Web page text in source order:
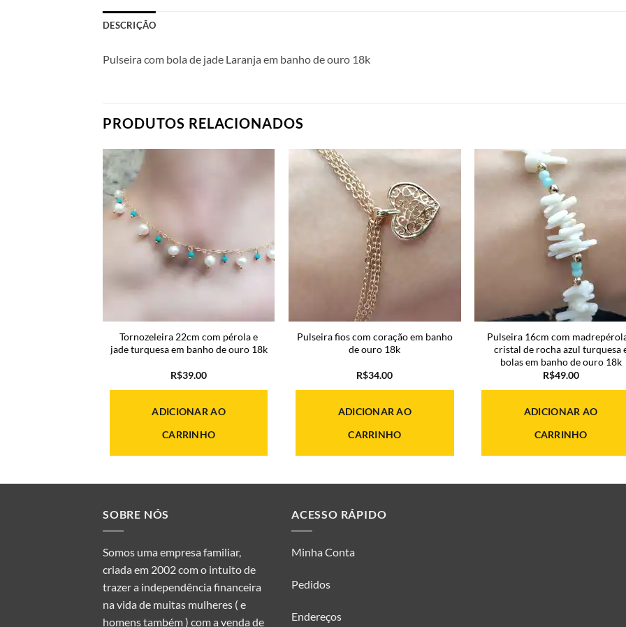
DESCRIÇÃO
Pulseira com bola de jade Laranja em banho de ouro 18k
PRODUTOS RELACIONADOS
Tornozeleira 22cm com pérola e
jade turquesa em banho de ouro 18k
R$39.00
ADICIONAR AO
CARRINHO
Pulseira fios com coração em banho
de ouro 18k
R$34.00
ADICIONAR AO
CARRINHO
Pulseira 16cm com
cristal de rocha azul turquesa
bolas em banho de ouro 18k
R$49.00
ADICIONAR AO
CARRINHO
SOBRE NÓS
Somos uma empresa familiar,
criada em 2002 com o intuito de
trazer a independência financeira
na vida de muitas mulheres ( e
homens também ) com a venda de
ACESSO RÁPIDO
Minha Conta
Pedidos
Endereços